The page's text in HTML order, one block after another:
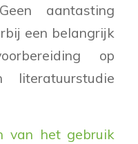
aantasting
een belangrijk
op
literatuurstudie
van het gebruik